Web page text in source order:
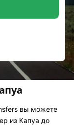
вы можете
из Капуа до